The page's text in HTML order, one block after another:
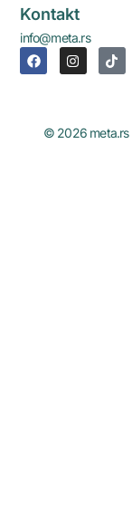
Kontakt
info@meta.rs
© 2026 meta.rs